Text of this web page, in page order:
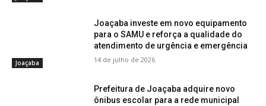
Joaçaba
Joaçaba investe em novo equipamento
para o SAMU e reforça a qualidade do
atendimento de urgência e emergência
14 de julho de 2026
Prefeitura de Joaçaba adquire novo
ônibus escolar para a rede municipal